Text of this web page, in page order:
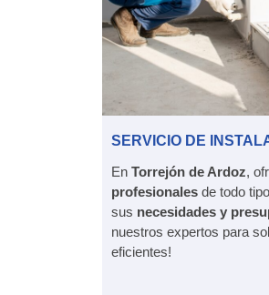
SERVICIO DE
En Torrejón de Ardoz,
profesionales de todo
sus necesidades y
nuestros expertos para
eficientes!